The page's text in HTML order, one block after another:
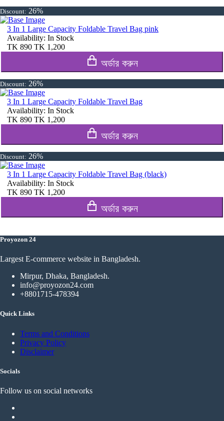
Discount: 26%
3 In 1 Large Capacity Foldable Travel Bag pink
Availability: In Stock
TK 890 TK 1,200
অর্ডার করুন
Discount: 26%
3 In 1 Large Capacity Foldable Travel Bag
Availability: In Stock
TK 890 TK 1,200
অর্ডার করুন
Discount: 26%
3 In 1 Large Capacity Foldable Travel Bag (black)
Availability: In Stock
TK 890 TK 1,200
অর্ডার করুন
Proyozon 24
Largest E-commerce website in Bangladesh.
Mirpur, Dhaka, Bangladesh.
info@proyozon24.com
+8801715-478394
Quick Links
Terms and Conditions
Privacy Policy
Disclaimer
Socials
Follow us on social networks